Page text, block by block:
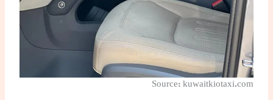
Source: kuwaitkiotaxi.com